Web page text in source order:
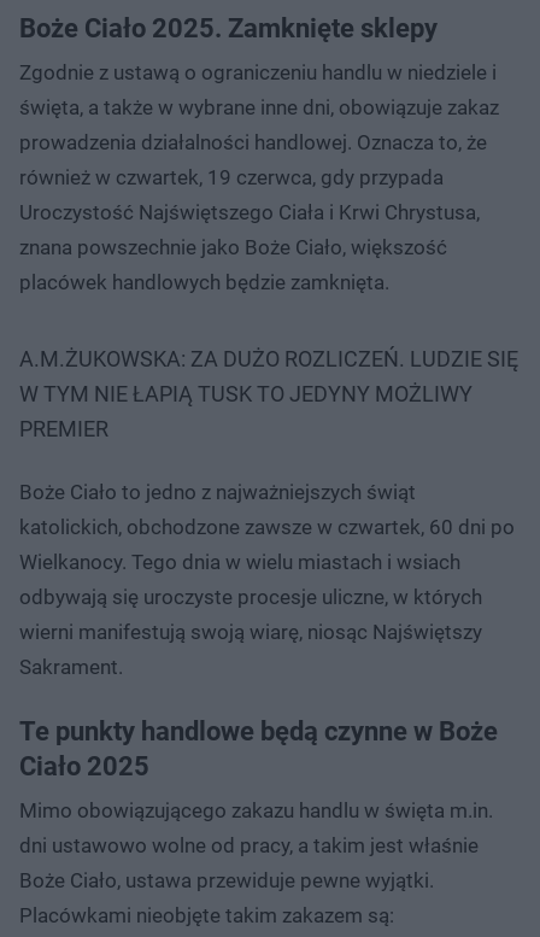
Boże Ciało 2025. Zamknięte sklepy
Zgodnie z ustawą o ograniczeniu handlu w niedziele i
święta, a także w wybrane inne dni, obowiązuje zakaz
prowadzenia działalności handlowej. Oznacza to, że
również w czwartek, 19 czerwca, gdy przypada
Uroczystość Najświętszego Ciała i Krwi Chrystusa,
znana powszechnie jako Boże Ciało, większość
placówek handlowych będzie zamknięta.
A.M.ŻUKOWSKA: ZA DUŻO ROZLICZEŃ. LUDZIE SIĘ
W TYM NIE ŁAPIĄ TUSK TO JEDYNY MOŻLIWY
PREMIER
Boże Ciało to jedno z najważniejszych świąt
katolickich, obchodzone zawsze w czwartek, 60 dni po
Wielkanocy. Tego dnia w wielu miastach i wsiach
odbywają się uroczyste procesje uliczne, w których
wierni manifestują swoją wiarę, niosąc Najświętszy
Sakrament.
Te punkty handlowe będą czynne w Boże
Ciało 2025
Mimo obowiązującego zakazu handlu w święta m.in.
dni ustawowo wolne od pracy, a takim jest właśnie
Boże Ciało, ustawa przewiduje pewne wyjątki.
Placówkami nieobjęte takim zakazem są: